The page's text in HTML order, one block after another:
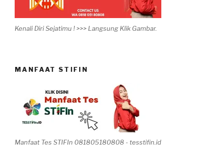
Kenali Diri Sejatimu ! >>> Langsung Klik Gambar.
MANFAAT STIFIN
Manfaat Tes STIFIn 081805180808 - tesstifin.id